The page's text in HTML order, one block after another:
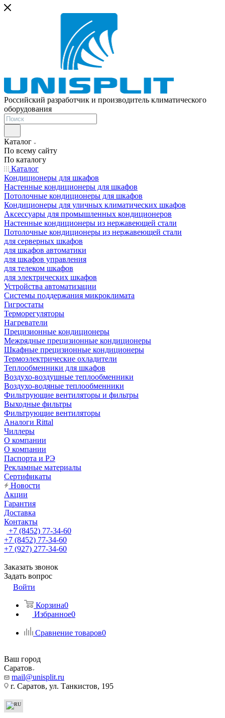
Российский разработчик и производитель климатического
оборудования
Каталог
По всему сайту
По каталогу
Каталог
Кондиционеры для шкафов
Настенные кондиционеры для шкафов
Потолочные кондиционеры для шкафов
Кондиционеры для уличных климатических шкафов
Аксессуары для промышленных кондиционеров
Настенные кондиционеры из нержавеющей стали
Потолочные кондиционеры из нержавеющей стали
для серверных шкафов
для шкафов автоматики
для шкафов управления
для телеком шкафов
для электрических шкафов
Устройства автоматизации
Системы поддержания микроклимата
Гигростаты
Терморегуляторы
Нагреватели
Прецизионные кондиционеры
Mежрядные прецизионные кондиционеры
Шкафные прецизионные кондиционеры
Термоэлектрические охладители
Теплообменники для шкафов
Воздухо-воздушные теплообменники
Воздухо-водяные теплообменники
Фильтрующие вентиляторы и фильтры
Выходные фильтры
Фильтрующие вентиляторы
Аналоги Rittal
Чиллеры
О компании
О компании
Паспорта и РЭ
Рекламные материалы
Сертификаты
Новости
Акции
Гарантия
Доставка
Контакты
+7 (8452) 77-34-60
+7 (8452) 77-34-60
+7 (927) 277-34-60
Заказать звонок
Задать вопрос
Войти
Корзина0
Избранное0
Сравнение товаров0
Ваш город
Саратов
mail@unisplit.ru
г. Саратов, ул. Танкистов, 195